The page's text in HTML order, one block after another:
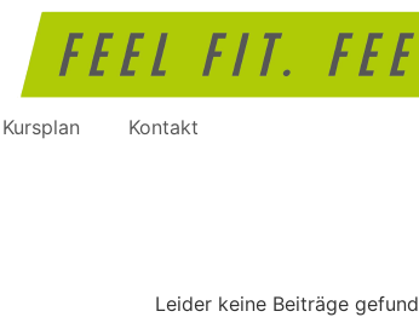
Kursplan Kontakt
Leider keine Beiträge